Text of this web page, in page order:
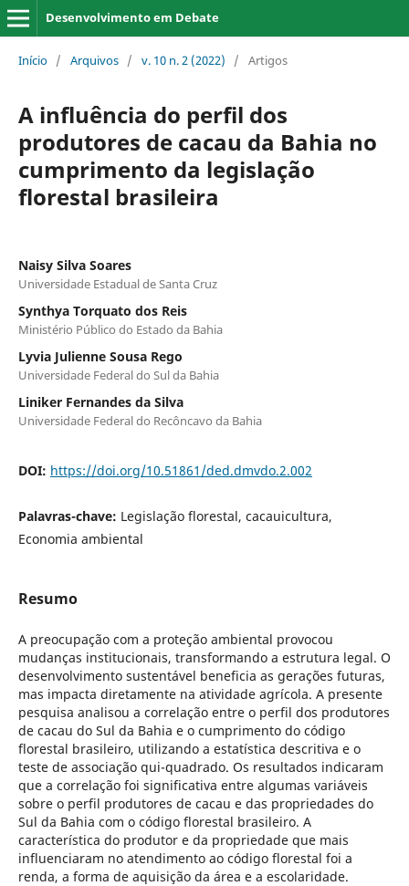
Desenvolvimento em Debate
Início / Arquivos / v. 10 n. 2 (2022) / Artigos
A influência do perfil dos
produtores de cacau da Bahia no
cumprimento da legislação
florestal brasileira
Naisy Silva Soares
Universidade Estadual de Santa Cruz
Synthya Torquato dos Reis
Ministério Público do Estado da Bahia
Lyvia Julienne Sousa Rego
Universidade Federal do Sul da Bahia
Liniker Fernandes da Silva
Universidade Federal do Recôncavo da Bahia
DOI: https://doi.org/10.51861/ded.dmvdo.2.002
Palavras-chave: Legislação florestal, cacauicultura,
Economia ambiental
Resumo
A preocupação com a proteção ambiental provocou
mudanças institucionais, transformando a estrutura legal. O
desenvolvimento sustentável beneficia as gerações futuras,
mas impacta diretamente na atividade agrícola. A presente
pesquisa analisou a correlação entre o perfil dos produtores
de cacau do Sul da Bahia e o cumprimento do código
florestal brasileiro, utilizando a estatística descritiva e o
teste de associação qui-quadrado. Os resultados indicaram
que a correlação foi significativa entre algumas variáveis
sobre o perfil produtores de cacau e das propriedades do
Sul da Bahia com o código florestal brasileiro. A
característica do produtor e da propriedade que mais
influenciaram no atendimento ao código florestal foi a
renda, a forma de aquisição da área e a escolaridade.